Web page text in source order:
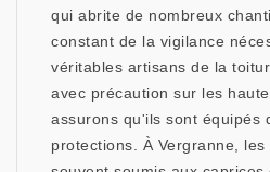
qui abrite de nombreux
constant de la vigilance
véritables artisans de la
avec précaution sur les
assurons qu'ils sont équipés
protections. À Vergranne,